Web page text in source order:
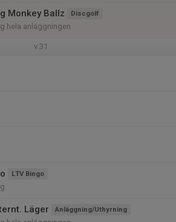
Monkey Ballz Discgolf
hela anläggningen
v.31
LTV Bingo
Läger Anläggning/Uthyrning